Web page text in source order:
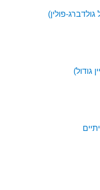
פולין)
גודול)